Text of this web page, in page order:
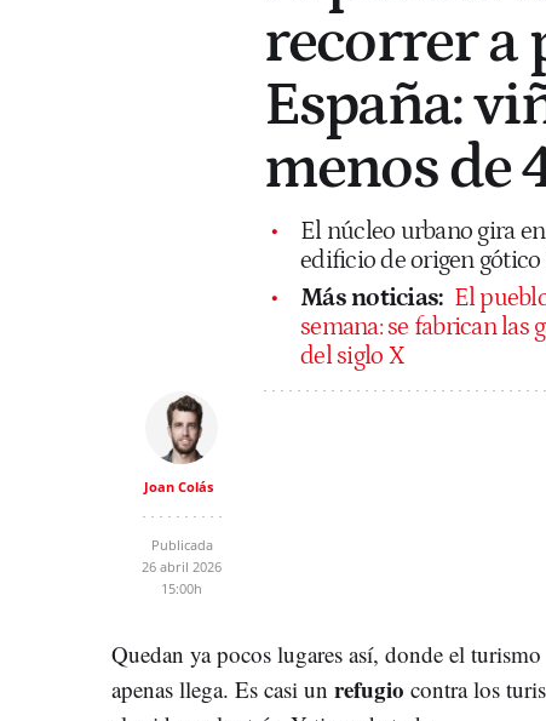
recorrer a
España:
menos de
El núcleo urbano gira
edificio de origen
Más noticias: El
semana: se fabrican las
del siglo X
Joan Colás
Publicada
26 abril 2026
15:00h
Quedan ya pocos lugares así, donde el turismo
apenas llega. Es casi un refugio contra los